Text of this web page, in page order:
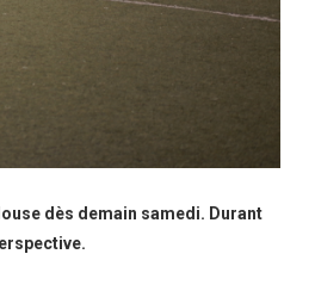
dès demain samedi. Durant